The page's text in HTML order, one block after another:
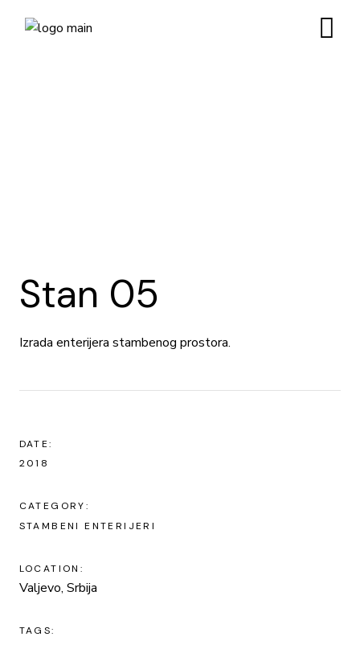
Stan 05
Izrada enterijera stambenog prostora.
DATE:
2018
CATEGORY:
STAMBENI ENTERIJERI
LOCATION:
Valjevo, Srbija
TAGS: